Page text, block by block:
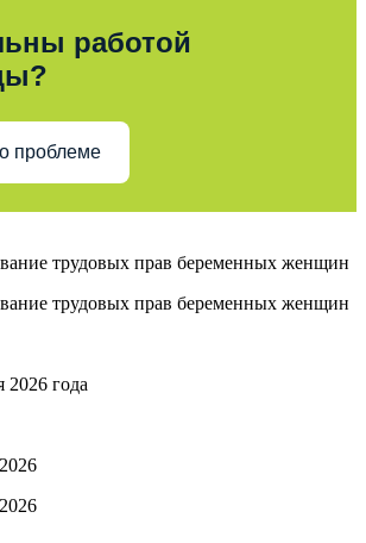
работой
проблеме
трудовых прав беременных женщин
трудовых прав беременных женщин
2026 года